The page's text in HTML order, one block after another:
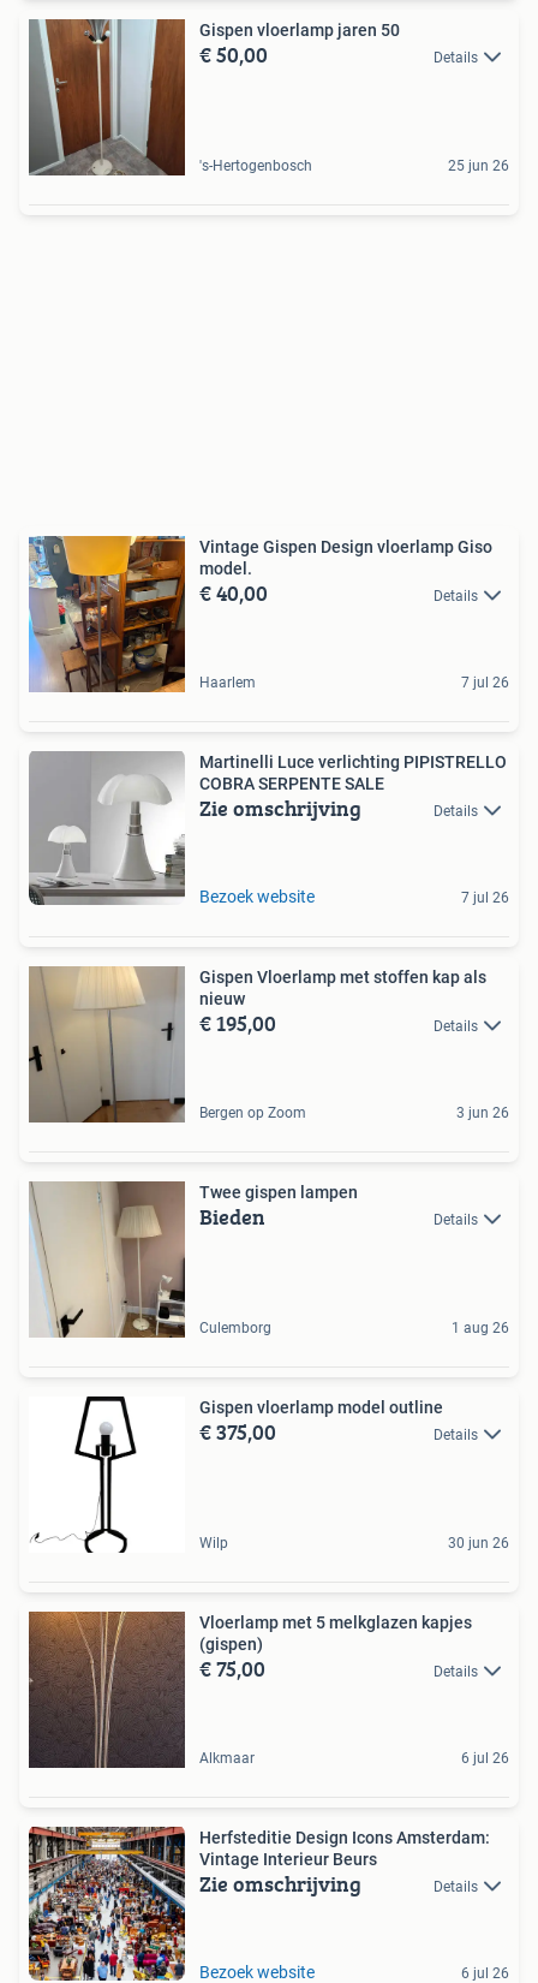
Gispen vloerlamp jaren 50
€ 50,00 Details
's-Hertogenbosch 25 jun 26
Vintage Gispen Design vloerlamp Giso
model.
€ 40,00 Details
Haarlem 7 jul 26
Martinelli Luce verlichting PIPISTRELLO
COBRA SERPENTE SALE
Zie omschrijving Details
Bezoek website 7 jul 26
Gispen Vloerlamp met stoffen kap als
nieuw
€ 195,00 Details
Bergen op Zoom 3 jun 26
Twee gispen lampen
Bieden Details
Culemborg 1 aug 26
Gispen vloerlamp model outline
€ 375,00 Details
Wilp 30 jun 26
Vloerlamp met 5 melkglazen kapjes
(gispen)
€ 75,00 Details
Alkmaar 6 jul 26
Herfsteditie Design Icons Amsterdam:
Vintage Interieur Beurs
Zie omschrijving Details
Bezoek website 6 jul 26